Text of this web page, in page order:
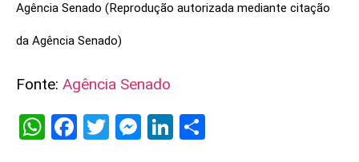
Agência Senado (Reprodução autorizada mediante citação
da Agência Senado)
Fonte: Agência Senado
WhatsApp
Facebook
Twitter
Messenger
LinkedIn